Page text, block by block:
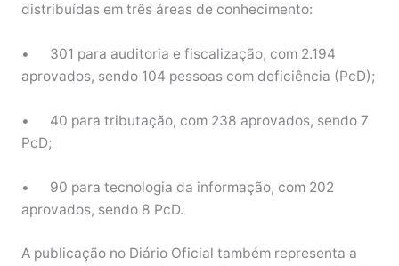
distribuídas em três áreas de conhecimento:
•
301 para auditoria e fiscalização, com 2.194
aprovados, sendo 104 pessoas com deficiência (PcD);
•
40 para tributação, com 238 aprovados, sendo 7
PcD;
•
90 para tecnologia da informação, com 202
aprovados, sendo 8 PcD.
A publicação no Diário Oficial também representa a